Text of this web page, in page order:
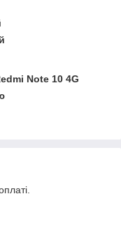
Note 10 4G